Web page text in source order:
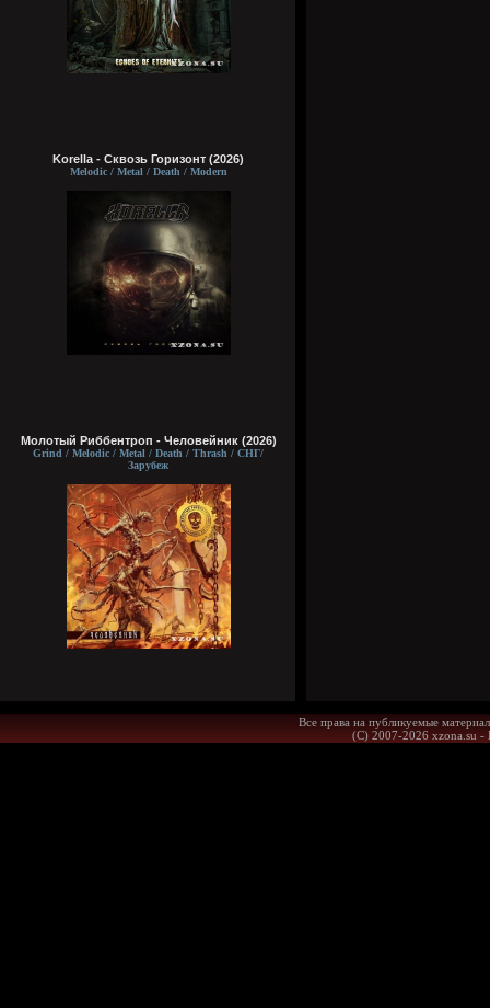
Korella - Сквозь Горизонт (2026)
Melodic / Metal / Death / Modern
Молотый Риббентроп - Человейник (2026)
Grind / Melodic / Metal / Death / Thrash / СНГ/
Зарубеж
Все права на публикуемые
(С) 2007-2026 xzona.su -